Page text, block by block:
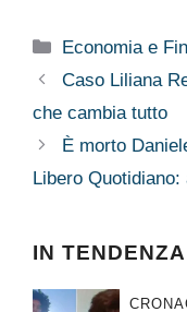
Categorie
Economia e
Caso Liliana
che cambia tutto
È morto
Libero
IN TENDENZA